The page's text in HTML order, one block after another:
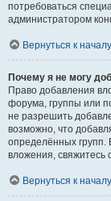
потребоваться
администратором
Вернуться к началу
Почему я не могу
Право добавления
форума, группы или
не разрешить
возможно, что
определённых групп.
вложения, свяжитесь
Вернуться к началу